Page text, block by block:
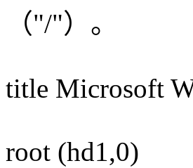
（"/"）。
title Microsoft
root (hd1,0)